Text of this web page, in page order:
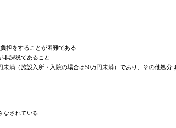
担をすることが困難である
課税であること
（施設入所・入院の場合は50万円未満）であり、その他処分
されている